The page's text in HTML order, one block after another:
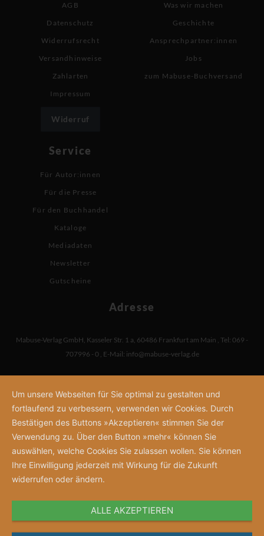
AGB
Datenschutz
Widerrufsrecht
Versandhinweise
Zahlarten
Impressum
Widerruf
Was wir machen
Geschichte
Ansprechpartner:innen
Jobs
zum Mabuse-Buchversand
Service
Für Autor:innen
Für die Presse
Für den Buchhandel
Kataloge
Mediadaten
Newsletter
Gutscheine
Adresse
Mabuse-Verlag GmbH, Kasseler Str. 1 a, 60486 Frankfurt am Main , Tel: 069 -
707996 - 0 , E-Mail: info@mabuse-verlag.de
Um unsere Webseiten für Sie optimal zu gestalten und
fortlaufend zu verbessern, verwenden wir Cookies. Durch
Bestätigen des Buttons »Akzeptieren« stimmen Sie der
Verwendung zu. Über den Button »mehr« können Sie
auswählen, welche Cookies Sie zulassen wollen. Sie können
Ihre Einwilligung jederzeit mit Wirkung für die Zukunft
widerrufen oder ändern.
ALLE AKZEPTIEREN